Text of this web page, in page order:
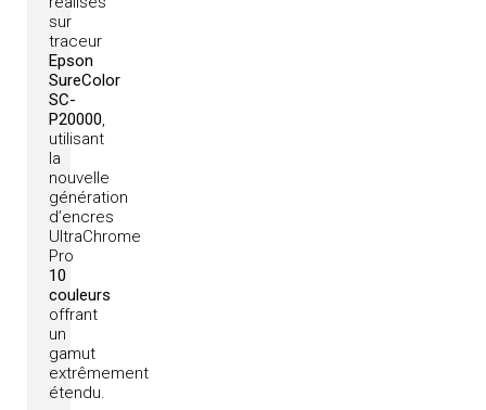
sur
traceur
Epson
SureColor
SC-
P20000,
utilisant
la
nouvelle
génération
d’encres
UltraChrome
Pro
10
couleurs
offrant
un
gamut
extrêmement
étendu.